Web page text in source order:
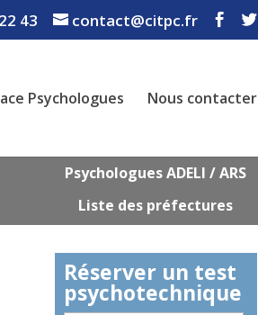
43 contact@citpc.fr
Psychologues Nous contacter
Psychologues ADELI / ARS
Liste des préfectures
Réserver un test
psychotechnique